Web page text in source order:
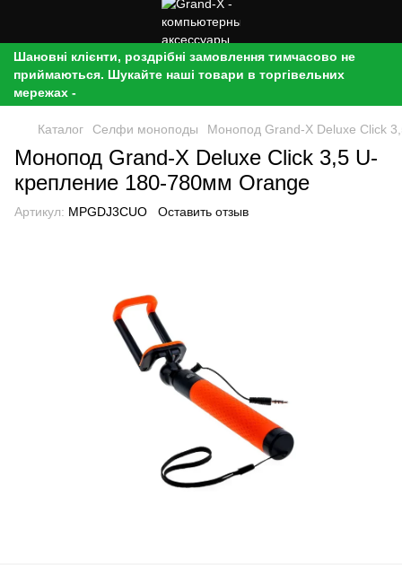
Шановні клієнти, роздрібні замовлення тимчасово не
приймаються. Шукайте наші товари в торгівельних
мережах -
Каталог Селфи моноподы Монопод Grand-X Deluxe Click
Монопод Grand-X Deluxe Click 3,5 U-
крепление 180-780мм Orange
Артикул: MPGDJ3CUO Оставить отзыв